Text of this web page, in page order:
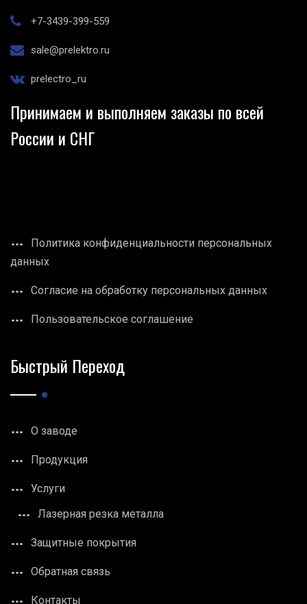
+7-3439-399-559
sale@prelektro.ru
prelectro_ru
Принимаем и выполняем заказы по всей
России и СНГ
Политика конфиденциальности персональных
данных
Согласие на обработку персональных данных
Пользовательское соглашение
Быстрый Переход
О заводе
Продукция
Услуги
Лазерная резка металла
Защитные покрытия
Обратная связь
Контакты